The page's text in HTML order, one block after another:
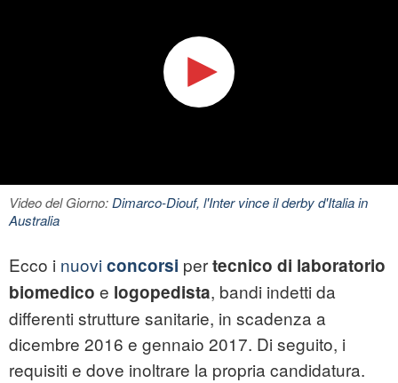
Video del Giorno:Dimarco-Diouf, l'Inter vince il derby d'Italia in
Australia
Ecco i nuoviconcorsi pertecnico di laboratorio
biomedico e logopedista, bandi indetti da
differenti strutture sanitarie, in scadenza a
dicembre 2016 e gennaio 2017. Di seguito, i
requisiti e dove inoltrare la propria candidatura.